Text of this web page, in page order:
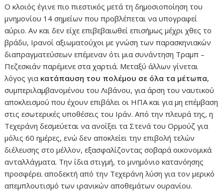
Ο κλοιός έγινε πιο πιεστικός μετά τη δημοσιοποίηση του
μνημονίου 14 σημείων που προβλέπεται να υπογραφεί
αύριο. Αν και δεν είχε επιβεβαιωθεί επισήμως μέχρι χθες το
βράδυ, Ιρανοί αξιωματούχοι με γνώση των παρασκηνιακών
διαπραγματεύσεων επέμεναν ότι μια συνάντηση Τραμπ –
Πεζεσκιάν παρέμενε στα χαρτιά. Μεταξύ άλλων γίνεται
λόγος για κατάπαυση του πολέμου σε όλα τα μέτωπα,
συμπεριλαμβανομένου του Λιβάνου, για άρση του ναυτικού
αποκλεισμού που έχουν επιβάλει οι ΗΠΑ και για μη επέμβαση
στις εσωτερικές υποθέσεις του Ιράν. Από την πλευρά της, η
Τεχεράνη δεσμεύεται να ανοίξει τα Στενά του Ορμούζ για
μόλις 60 ημέρες, ενώ δεν αποκλείει την επιβολή τελών
διέλευσης στο μέλλον, εξασφαλίζοντας σοβαρά οικονομικά
ανταλλάγματα. Την ίδια στιγμή, το μνημόνιο κατανόησης
προσφέρει αποδεκτή από την Τεχεράνη λύση για τον μερικό
απεμπλουτισμό των ιρανικών αποθεμάτων ουρανίου.